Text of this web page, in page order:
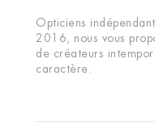
Opticiens
2016, nous vous
de créateurs
caractère.